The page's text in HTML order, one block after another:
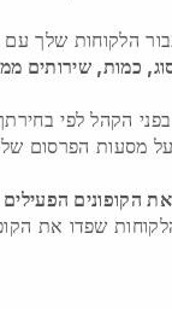
הלקוחות שלך
כמות, שירותים
בפני הקהל לפי
הקופונים